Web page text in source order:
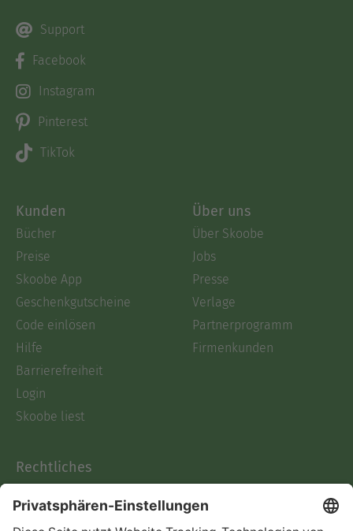
Support
Facebook
Instagram
Pinterest
TikTok
Kunden
Bücher
Preise
Skoobe App
Geschenkgutscheine
Code einlösen
Hilfe
Barrierefreiheit
Login
Skoobe liest
Über uns
Über Skoobe
Jobs
Presse
Verlage
Partnerprogramm
Firmenkunden
Rechtliches
AGB